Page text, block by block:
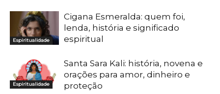
Espiritualidade
Cigana Esmeralda: quem foi,
lenda, história e significado
espiritual
Espiritualidade
Santa Sara Kali: história, novena e
orações para amor, dinheiro e
proteção